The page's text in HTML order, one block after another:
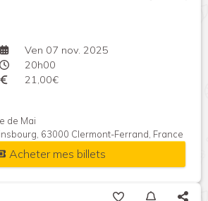
Ven 07 nov. 2025
20h00
21,00€
de Mai
63000 Clermont-Ferrand, France
Acheter mes billets